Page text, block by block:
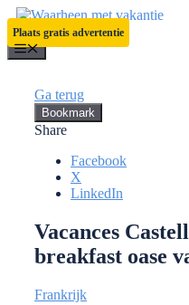
Ga
naar
de
inhoud
Plaats gratis advertentie
Menu
Ga terug
Bookmark
Share
Facebook
X
LinkedIn
Vacances
breakfast oase
Frankrijk